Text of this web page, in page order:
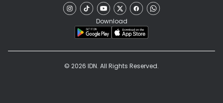
Download
© 2026 IDN. All Rights Reserved.